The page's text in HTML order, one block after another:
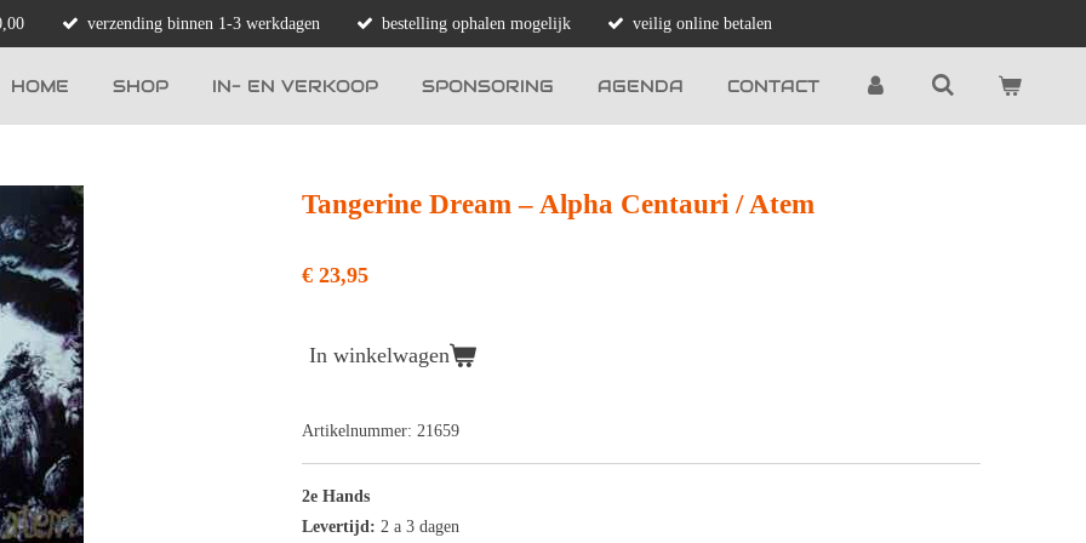
verzending binnen 1-3 werkdagen bestelling ophalen mogelijk veilig online betalen
HOME SHOP IN- EN VERKOOP SPONSORING AGENDA CONTACT
Tangerine Dream ‎– Alpha Centauri / Atem
€ 23,95
In winkelwagen
Artikelnummer: 21659
2e Hands
Levertijd: 2 a 3 dagen